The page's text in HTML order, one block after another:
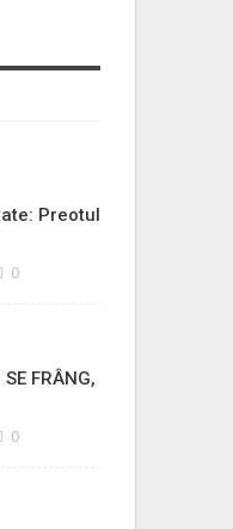
Preotul
0
FRÂNG,
0